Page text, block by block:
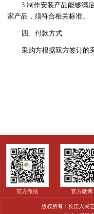
3.制作安装产品能够满
家产品，须符合相关标准。
四、付款方式
采购方根据双方签订的
官方微信 官方微博
版权所有：长江人民